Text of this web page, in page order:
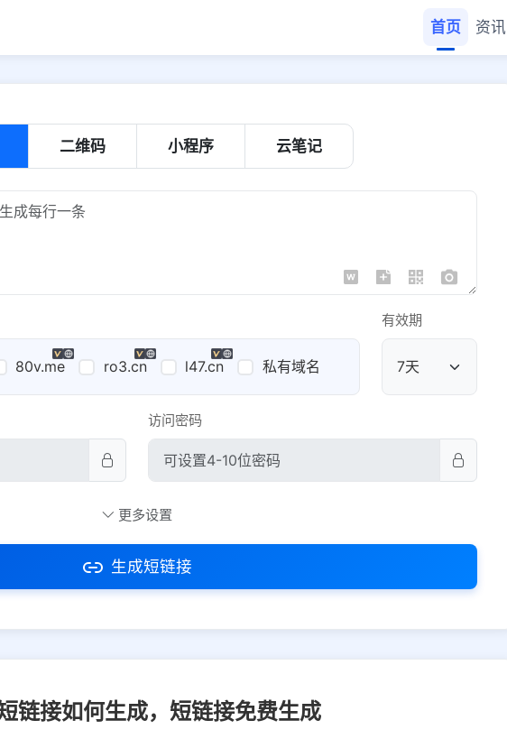
首页 资讯
二维码 小程序 云笔记
80v.me ro3.cn l47.cn 私有域名 公共域名
有效期
访问密码
平台设置
iOS Android PC 其他
更多设置
生成短链接
链接如何生成，短链接免费生成